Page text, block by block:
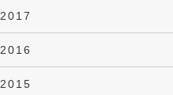
2017
2016
2015